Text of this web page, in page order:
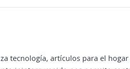
tecnología, artículos para el